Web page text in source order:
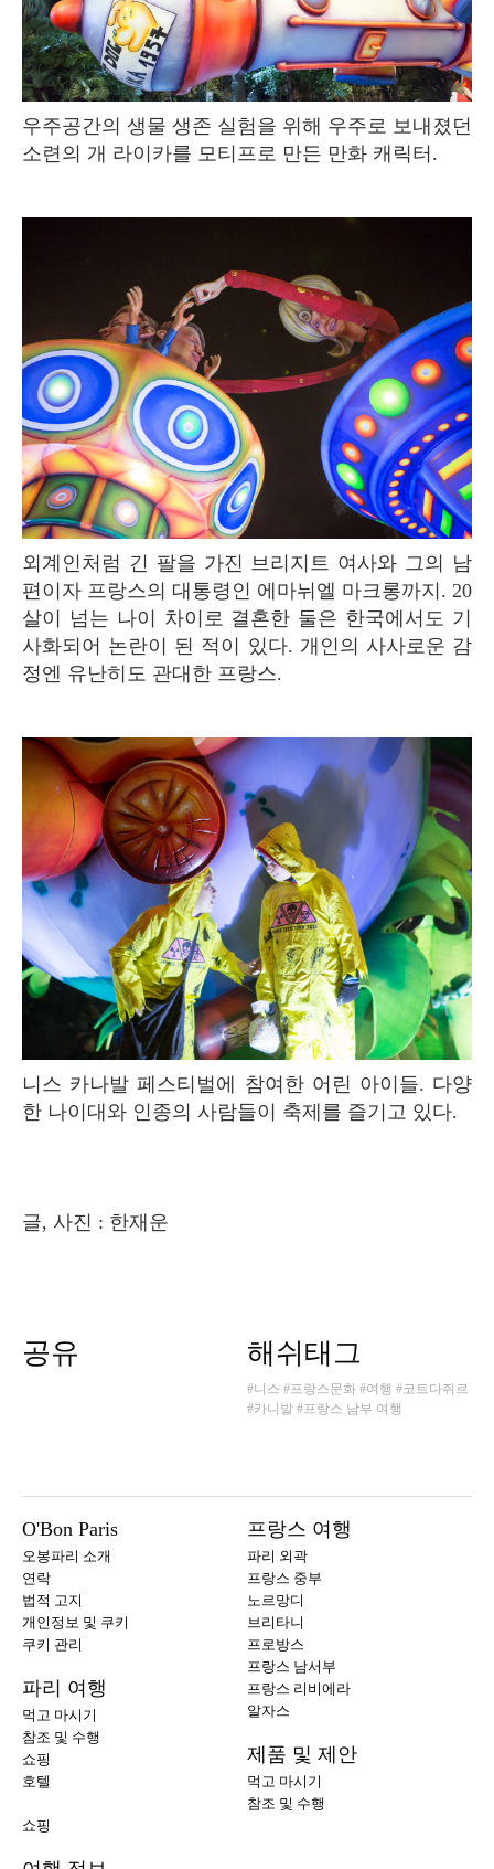
우주공간의 생물 생존 실험을 위해 우주로 보내졌던
소련의 개 라이카를 모티프로 만든 만화 캐릭터.
외계인처럼 긴 팔을 가진 브리지트 여사와 그의 남
편이자 프랑스의 대통령인 에마뉘엘 마크롱까지. 20
살이 넘는 나이 차이로 결혼한 둘은 한국에서도 기
사화되어 논란이 된 적이 있다. 개인의 사사로운 감
정엔 유난히도 관대한 프랑스.
니스 카나발 페스티벌에 참여한 어린 아이들. 다양
한 나이대와 인종의 사람들이 축제를 즐기고 있다.
글, 사진 : 한재운
공유 해쉬태그
#니스 #프랑스문화 #여행 #코트다쥐르
#카니발 #프랑스 남부 여행
O'Bon Paris
오봉파리 소개
연락
법적 고지
개인정보 및 쿠키
쿠키 관리
파리 여행
먹고 마시기
참조 및 수행
쇼핑
호텔
프랑스 여행
파리 외곽
프랑스 중부
노르망디
브리타니
프로방스
프랑스 남서부
프랑스 리비에라
알자스
제품 및 제안
먹고 마시기
참조 및 수행
쇼핑